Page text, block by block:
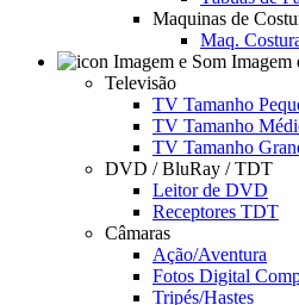
Maquinas de
Maq.
Imagem
Televisão
TV Tamanho
TV Tamanho
TV Tamanho
DVD / BluRay / TDT
Leitor de DVD
Receptores TDT
Câmaras
Ação/Aventura
Fotos Digital
Tripés/Hastes